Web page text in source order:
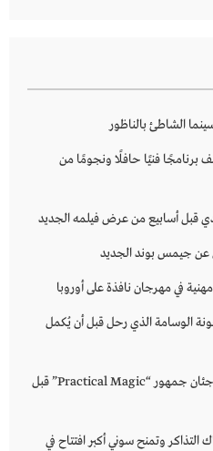
الشاطئ بالناظور
الأوداية 2026 يكشف برنامجًا فنيًا حافلًا ونجومًا من
قبل أسابيع من عرض فيلمه الجديد
عن جيمس بوند الجديد
الوسامة الذي رحل قبل أن يُكمل
ساندرا بولوك ونيكول كيدمان تفاجئان جمهور “Practical Magic” قبل
وتمنح سوني أكبر افتتاح في